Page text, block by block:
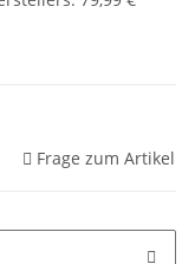
Frage zum Artikel